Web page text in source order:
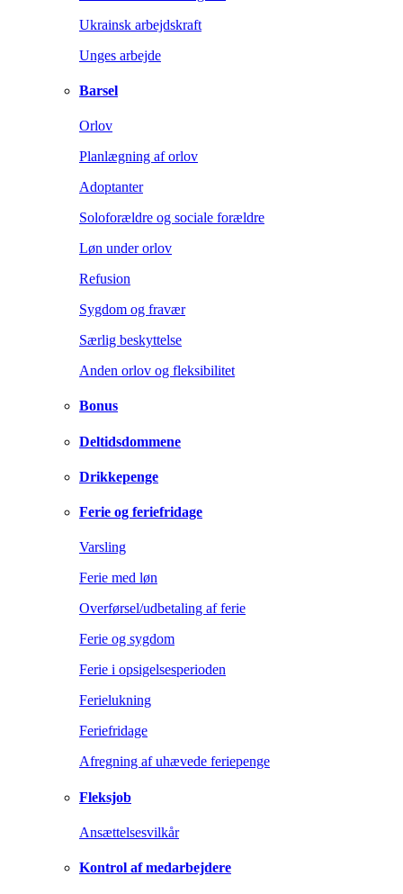
Ukrainsk arbejdskraft
Unges arbejde
Barsel
Orlov
Planlægning af orlov
Adoptanter
Soloforældre og sociale forældre
Løn under orlov
Refusion
Sygdom og fravær
Særlig beskyttelse
Anden orlov og fleksibilitet
Bonus
Deltidsdommene
Drikkepenge
Ferie og feriefridage
Varsling
Ferie med løn
Overførsel/udbetaling af ferie
Ferie og sygdom
Ferie i opsigelsesperioden
Ferielukning
Feriefridage
Afregning af uhævede feriepenge
Fleksjob
Ansættelsesvilkår
Kontrol af medarbejdere